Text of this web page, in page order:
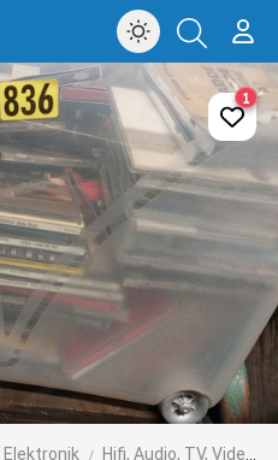
Elektronik Hifi, Audio, TV, Video, Foto
1